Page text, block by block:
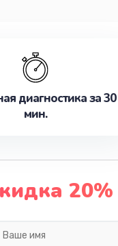
диагностика за 30
мин.